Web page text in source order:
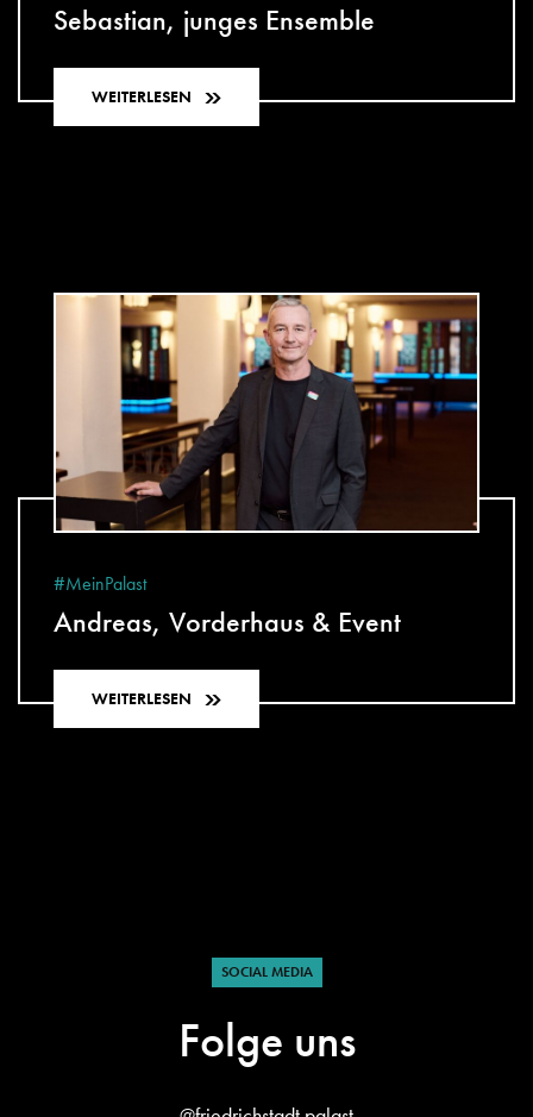
Sebastian, junges Ensemble
WEITERLESEN
#MeinPalast
Andreas, Vorderhaus & Event
WEITERLESEN
SOCIAL MEDIA
Folge uns